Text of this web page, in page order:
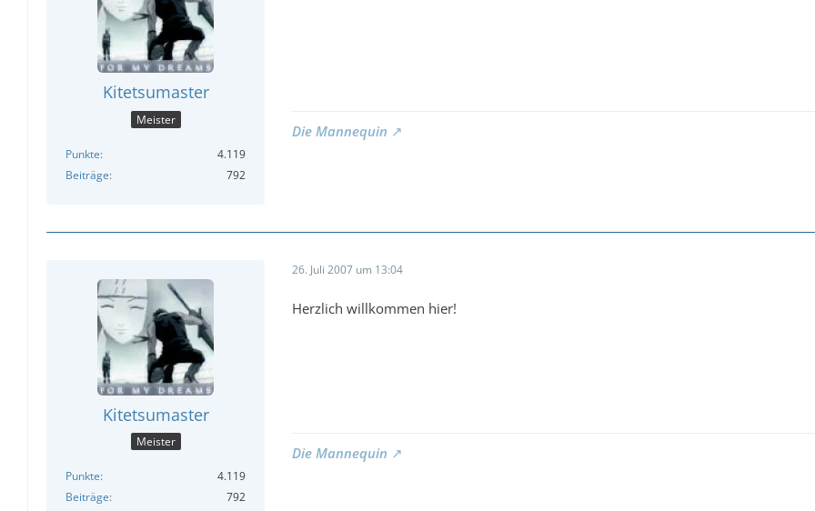
Kitetsumaster
Meister
Punkte
4.119
Beiträge
792
Die Mannequin
Kitetsumaster
Meister
Punkte
4.119
Beiträge
792
26. Juli 2007 um 13:04
Herzlich willkommen hier!
Die Mannequin